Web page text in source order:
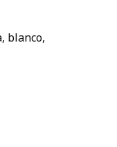
blanco,
totales: 74